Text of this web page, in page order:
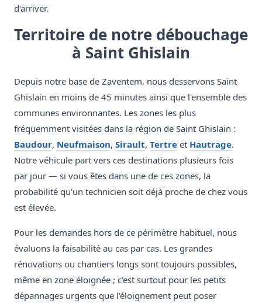
d'arriver.
Territoire de notre débouchage
à Saint Ghislain
Depuis notre base de Zaventem, nous desservons Saint
Ghislain en moins de 45 minutes ainsi que l'ensemble des
communes environnantes. Les zones les plus
fréquemment visitées dans la région de Saint Ghislain :
Baudour, Neufmaison, Sirault, Tertre et Hautrage.
Notre véhicule part vers ces destinations plusieurs fois
par jour — si vous êtes dans une de ces zones, la
probabilité qu'un technicien soit déjà proche de chez vous
est élevée.
Pour les demandes hors de ce périmètre habituel, nous
évaluons la faisabilité au cas par cas. Les grandes
rénovations ou chantiers longs sont toujours possibles,
même en zone éloignée ; c'est surtout pour les petits
dépannages urgents que l'éloignement peut poser